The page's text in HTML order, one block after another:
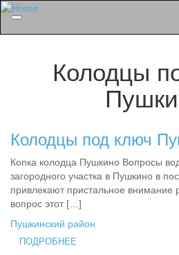
Колодцы
Колодцы под ключ
Копка колодца Пушкино Вопросы
загородного участка в Пушкино в
привлекают пристальное внимание
вопрос этот […]
Пушкинский район
ПОДРОБНЕЕ